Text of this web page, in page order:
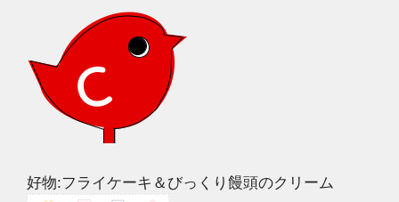
好物:フライケーキ＆びっくり饅頭のクリーム